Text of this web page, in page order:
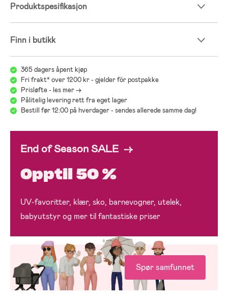
Produktspesifikasjon
Finn i butikk
365 dagers åpent kjøp
Fri frakt* over 1200 kr - gjelder för postpakke
Prisløfte - les mer ->
Pålitelig levering rett fra eget lager
Bestill før 12:00 på hverdager - sendes allerede samme dag!
End of Season SALE →
Opptil 50 %
UV-favoritter, klær, sko, barnevogner, utelek,
babyutstyr og mer til fantastiske priser
Spør samfunnet